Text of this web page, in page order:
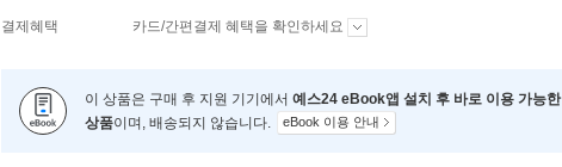
결제혜택 카드/간편결제 혜택을 확인하세요
이 상품은 구매 후 지원 기기에서 예스24 eBook앱 설치 후 바로 이용 가능한
상품이며, 배송되지 않습니다. eBook 이용 안내